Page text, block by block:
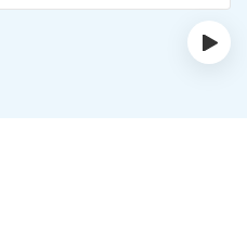
делаю все, чтобы
›